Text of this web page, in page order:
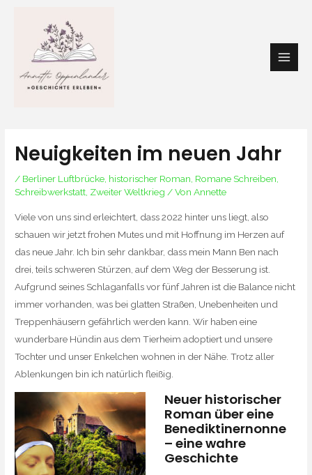
Neuigkeiten im neuen Jahr
/ Berliner Luftbrücke historischer Roman Romane Schreiben
Schreibwerkstatt Zweiter Weltkrieg / VonAnnette
Viele von uns sind erleichtert, dass 2022 hinter uns liegt, also
schauen wir jetzt frohen Mutes und mit Hoffnung im Herzen auf
das neue Jahr. Ich bin sehr dankbar, dass mein Mann Ben nach
drei, teils schweren Stürzen, auf dem Weg der Besserung ist.
Aufgrund seines Schlaganfalls vor fünf Jahren ist die Balance nicht
immer vorhanden, was bei glatten Straßen, Unebenheiten und
Treppenhäusern gefährlich werden kann. Wir haben eine
wunderbare Hündin aus dem Tierheim adoptiert und unsere
Tochter und unser Enkelchen wohnen in der Nähe. Trotz aller
Ablenkungen bin ich natürlich fleißig.
Neuer historischer
Roman über eine
Benediktinernonne
– eine wahre
Geschichte